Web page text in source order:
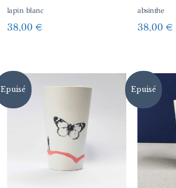
lapin blanc
38,00 €
absinthe
38,00 €
Epuisé Epuisé